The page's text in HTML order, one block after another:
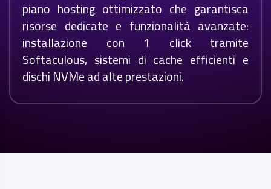
piano hosting ottimizzato che garantisca
risorse dedicate e funzionalità avanzate:
installazione con 1 click tramite
Softaculous, sistemi di cache efficienti e
dischi NVMe ad alte prestazioni.